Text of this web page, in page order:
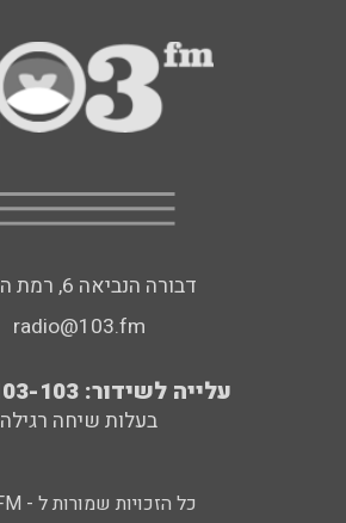
דבורה הנביאה 6, רמת השרון
radio@103.fm
עלייה לשידור: 0552-103-103
בעלות שיחה רגילה
כל הזכויות שמורות ל - 103FM